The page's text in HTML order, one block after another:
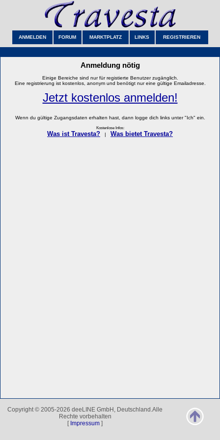
ANMELDEN FORUM MARKTPLATZ LINKS REGISTRIEREN
Anmeldung nötig
Einige Bereiche sind nur für registierte Benutzer zugänglich.
Eine registrierung ist kostenlos, anonym und benötigt nur eine gültige Emailadresse.
Jetzt kostenlos anmelden!
Wenn du gültige Zugangsdaten erhalten hast, dann logge dich links unter "Ich" ein.
Kostenlose Infos:
Was ist Travesta? Was bietet Travesta?
Copyright © 2005-2026 deeLINE GmbH, Deutschland.Alle
Rechte vorbehalten
[ Impressum ]